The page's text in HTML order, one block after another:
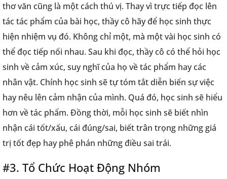
thơ văn cũng là một cách thú vị. Thay vì trực tiếp đọc lên
tác tác phẩm của bài học, thầy cô hãy để học sinh thực
hiện nhiệm vụ đó. Không chỉ một, mà một vài học sinh có
thể đọc tiếp nối nhau. Sau khi đọc, thầy cô có thể hỏi học
sinh về cảm xúc, suy nghĩ của họ về tác phẩm hay các
nhân vật. Chính học sinh sẽ tự tóm tắt diễn biến sự việc
hay nêu lên cảm nhận của mình. Quá đó, học sinh sẽ hiểu
hơn về tác phẩm. Đồng thời, mỗi học sinh sẽ biết nhìn
nhận cái tốt/xấu, cái đúng/sai, biết trân trọng những giá
trị tốt đẹp hay phê phán những điều sai trái.
#3. Tổ Chức Hoạt Động Nhóm